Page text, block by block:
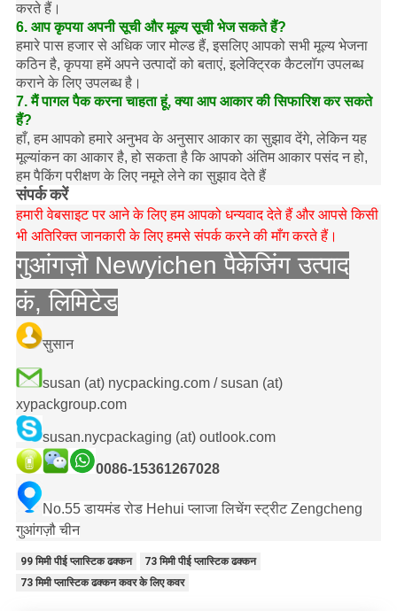
करते हैं।
6. आप कृपया अपनी सूची और मूल्य सूची भेज सकते हैं?
हमारे पास हजार से अधिक जार मोल्ड हैं, इसलिए आपको सभी मूल्य भेजना
कठिन है, कृपया हमें अपने उत्पादों को बताएं, इलेक्ट्रिक कैटलॉग उपलब्ध
कराने के लिए उपलब्ध है।
7. मैं पागल पैक करना चाहता हूं, क्या आप आकार की सिफारिश कर सकते
हैं?
हाँ, हम आपको हमारे अनुभव के अनुसार आकार का सुझाव देंगे, लेकिन यह
मूल्यांकन का आकार है, हो सकता है कि आपको अंतिम आकार पसंद न हो,
हम पैकिंग परीक्षण के लिए नमूने लेने का सुझाव देते हैं
संपर्क करें
हमारी वेबसाइट पर आने के लिए हम आपको धन्यवाद देते हैं और आपसे किसी
भी अतिरिक्त जानकारी के लिए हमसे संपर्क करने की माँग करते हैं।
गुआंगज़ौ Newyichen पैकेजिंग उत्पाद
कं, लिमिटेड
सुसान
susan (at) nycpacking.com / susan (at)
xypackgroup.com
susan.nycpackaging (at) outlook.com
0086-15361267028
No.55 डायमंड रोड Hehui प्लाजा लिचेंग स्ट्रीट Zengcheng
गुआंगज़ौ चीन
99 मिमी पीई प्लास्टिक ढक्कन
73 मिमी पीई प्लास्टिक ढक्कन
73 मिमी प्लास्टिक ढक्कन कवर के लिए कवर